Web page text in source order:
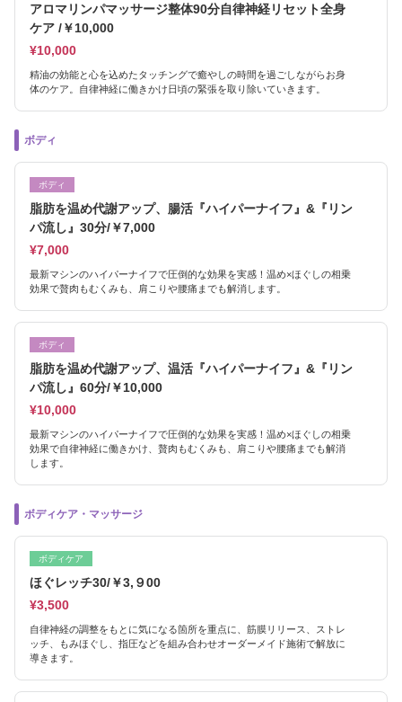
アロマリンパマッサージ整体90分自律神経リセット全身
ケア /￥10,000
¥10,000
精油の効能と心を込めたタッチングで癒やしの時間を過ごしながらお身
体のケア。自律神経に働きかけ日頃の緊張を取り除いていきます。
ボディ
ボディ
脂肪を温め代謝アップ、腸活『ハイパーナイフ』&『リン
パ流し』30分/￥7,000
¥7,000
最新マシンのハイパーナイフで圧倒的な効果を実感！温め×ほぐしの相乗
効果で贅肉もむくみも、肩こりや腰痛までも解消します。
ボディ
脂肪を温め代謝アップ、温活『ハイパーナイフ』&『リン
パ流し』60分/￥10,000
¥10,000
最新マシンのハイパーナイフで圧倒的な効果を実感！温め×ほぐしの相乗
効果で自律神経に働きかけ、贅肉もむくみも、肩こりや腰痛までも解消
します。
ボディケア・マッサージ
ボディケア
ほぐレッチ30/￥3,９00
¥3,500
自律神経の調整をもとに気になる箇所を重点に、筋膜リリース、ストレ
ッチ、もみほぐし、指圧などを組み合わせオーダーメイド施術で解放に
導きます。